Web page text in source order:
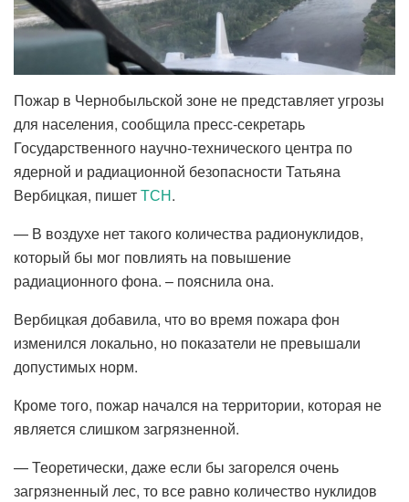
Пожар в Чернобыльской зоне не представляет угрозы
для населения, сообщила пресс-секретарь
Государственного научно-технического центра по
ядерной и радиационной безопасности Татьяна
Вербицкая, пишетТСН.
— В воздухе нет такого количества радионуклидов,
который бы мог повлиять на повышение
радиационного фона. – пояснила она.
Вербицкая добавила, что во время пожара фон
изменился локально, но показатели не превышали
допустимых норм.
Кроме того, пожар начался на территории, которая не
является слишком загрязненной.
— Теоретически, даже если бы загорелся очень
загрязненный лес, то все равно количество нуклидов